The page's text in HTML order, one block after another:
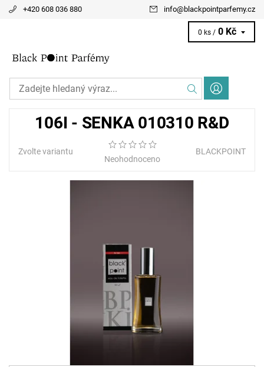
+420 608 036 880 info@ blackpointparfemy.cz
0 ks / 0 Kč
106I - SENKA 010310 R&D
Zvolte variantu
Neohodnoceno
BLACKPOINT